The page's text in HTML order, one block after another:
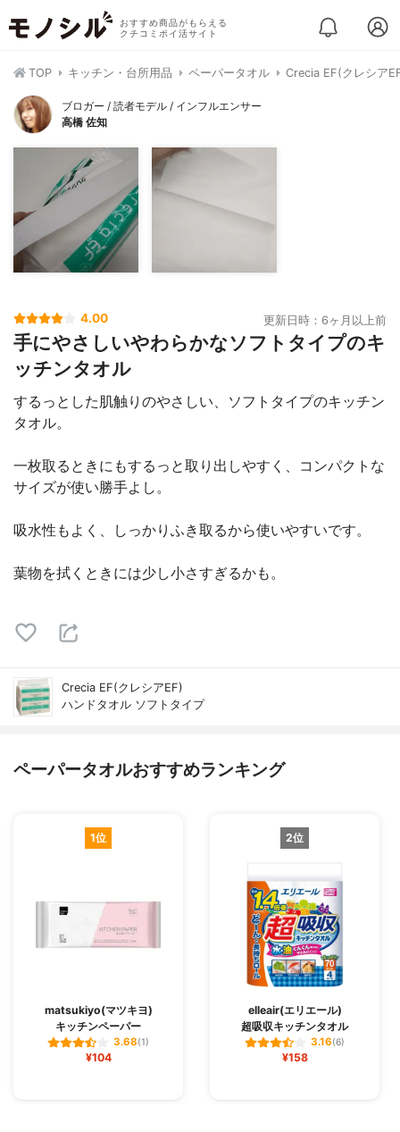
おすすめ商品がもらえる
クチコミポイ活サイト
TOP キッチン・台所用品 ペーパータオル Crecia EF(クレシア
ブロガー / 読者モデル / インフルエンサー
高橋 佐知
4.00 更新日時：6ヶ月以上前
手にやさしいやわらかなソフトタイプのキ
ッチンタオル
するっとした肌触りのやさしい、ソフトタイプのキッチン
タオル。
一枚取るときにもするっと取り出しやすく、コンパクトな
サイズが使い勝手よし。
吸水性もよく、しっかりふき取るから使いやすいです。
葉物を拭くときには少し小さすぎるかも。
Crecia EF(クレシアEF)
ハンドタオル ソフトタイプ
ペーパータオルおすすめランキング
1位
matsukiyo(マツキヨ)
キッチンペーパー
3.68(1)
¥104
2位
elleair(エリエール)
超吸収キッチンタオル
3.16(6)
¥158